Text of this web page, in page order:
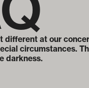
different at our
circumstances.
darkness.